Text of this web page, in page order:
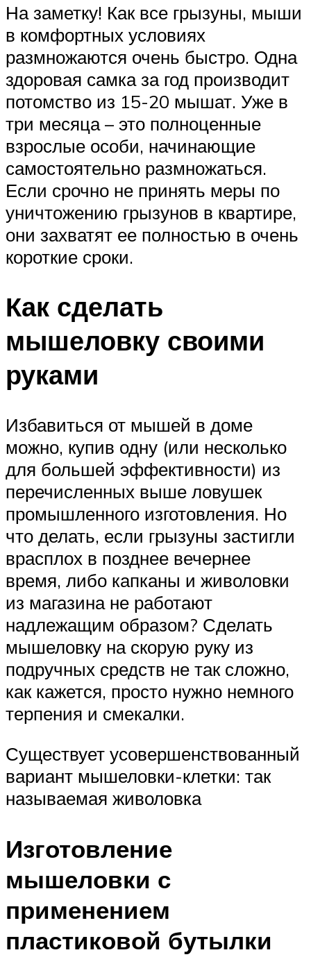
На заметку! Как все грызуны, мыши
в комфортных условиях
размножаются очень быстро. Одна
здоровая самка за год производит
потомство из 15-20 мышат. Уже в
три месяца – это полноценные
взрослые особи, начинающие
самостоятельно размножаться.
Если срочно не принять меры по
уничтожению грызунов в квартире,
они захватят ее полностью в очень
короткие сроки.
Как сделать
мышеловку своими
руками
Избавиться от мышей в доме
можно, купив одну (или несколько
для большей эффективности) из
перечисленных выше ловушек
промышленного изготовления. Но
что делать, если грызуны застигли
врасплох в позднее вечернее
время, либо капканы и живоловки
из магазина не работают
надлежащим образом? Сделать
мышеловку на скорую руку из
подручных средств не так сложно,
как кажется, просто нужно немного
терпения и смекалки.
Существует усовершенствованный
вариант мышеловки-клетки: так
называемая живоловка
Изготовление
мышеловки с
применением
пластиковой бутылки